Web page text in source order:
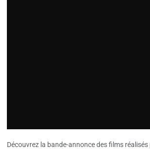
Découvrez la bande-annonce des films